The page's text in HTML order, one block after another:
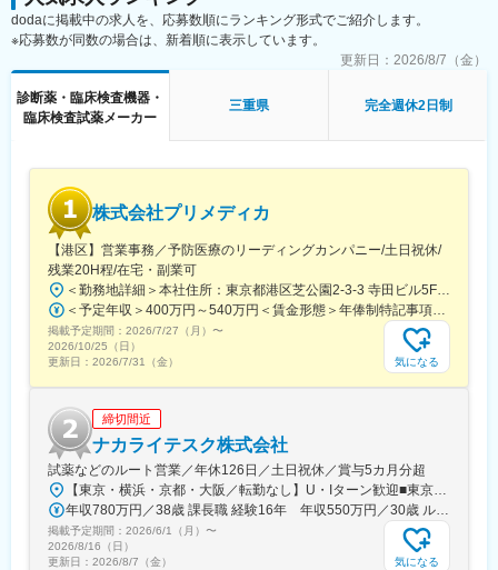
変更の範囲：会社の定める業務
程度）はありますが、一次対応はコールセンターが行い、現場で
の対応が必要な場合のみ、出勤します。
また呼び出し手当、待機手当、時間外出勤手当などはしっかり完
こちらはスキルを備えられたことが確認できたのちに入ることに
なりますので、新人の内から対応を求められることはありませ
不明な点は本部アプリケーションエンジニアなどがいるため、最
初は専門的な知識はそこまで持っていなくても大丈夫です。
■研修制度：
各営業所の先輩社員とOJT形式で半年～1年程度かけて育成を行い
ます。過去にも未経験の方も多く入社していますのでご安心くだ
さい。
■長期的な就業可能：
自己都合の退職も3~5％と大手日系メーカーと同様に非常に長く
働ける環境です。
■キャリアパス：
機械だけでなく電気やITの知識も身に着けることができます。
エンジニアのキャリアパスは無限であり、社内公募制度によりサ
ービスマネージャーとして現場のマネジメント、本社工場での製
品開発・改良、サービス体制の仕組み作りなどキャリア構築が可
dodaに掲載中の求人を、応募数順にランキング形式でご紹介します。
※応募数が同数の場合は、新着順に表示しています。
更新日： 2026/8/7（金）
診断薬・臨床検査機器・
臨床検査試薬メーカー
三重県 完全週休2日制
株式会社プリメディカ
【港区】営業事務／予防医療のリーディングカンパニー/土日祝休/
残業20H程/在宅・副業可
＜勤務地詳細＞本社住所：東京都港区芝公園2-3-3 寺田ビル5F勤務地最寄駅：都営大江戸線／大門駅受動喫煙対策：屋内全面禁煙変更の範囲：会社の定める事業所（リモートワーク含む）
＜予定年収＞400万円～540万円＜賃金形態＞年俸制特記事項なし＜賃金内訳＞年額（基本給）：3,210,000円～4,653,360円固定残業手当/月：65,462円～112,220円（固定残業時間30時間0分/月）超過した時間外労働の残業手当は追加支給＜月額＞332,962円～500,000円（12分割）（一律手当を含む）＜昇給有無＞有＜残業手当＞有賃金はあくまでも目安の金額であり、選考を通じて上下する可能性があります。月給(月額)は固定手当を含めた表記です。
掲載予定期間： 2026/7/27（月） 〜
2026/10/25（日）
更新日： 2026/7/31（金） 気になる
締切間近
ナカライテスク株式会社
試薬などのルート営業／年休126日／土日祝休／賞与5カ月分超
【東京・横浜・京都・大阪／転勤なし】U・Iターン歓迎■東京営業所東京都新宿区百人町2-19-13＜アクセス＞JR「新大久保駅」から徒歩6分■横浜営業所神奈川県横浜市中区太田町6-84-2 大樹生命横浜桜木町ビル1F＜アクセス＞横浜高速鉄道「馬車道駅」から徒歩3分JR「桜木町駅」から徒歩7分■本社営業所（京都市）京都市中京区二条通烏丸西入東玉屋町498＜アクセス＞地下鉄 烏丸線「烏丸御池駅」から徒歩5分■大阪営業所大阪府吹田市出口町4-1＜アクセス＞JR「吹田駅」から徒歩8分※原則、転居を伴う転勤はありません。※受動喫煙対策：屋内全面禁煙（屋上に喫煙スペースあり）
年収780万円／38歳 課長職 経験16年 年収550万円／30歳 ルート営業職 経験8年
掲載予定期間： 2026/6/1（月） 〜
2026/8/16（日）
更新日： 2026/8/7（金） 気になる